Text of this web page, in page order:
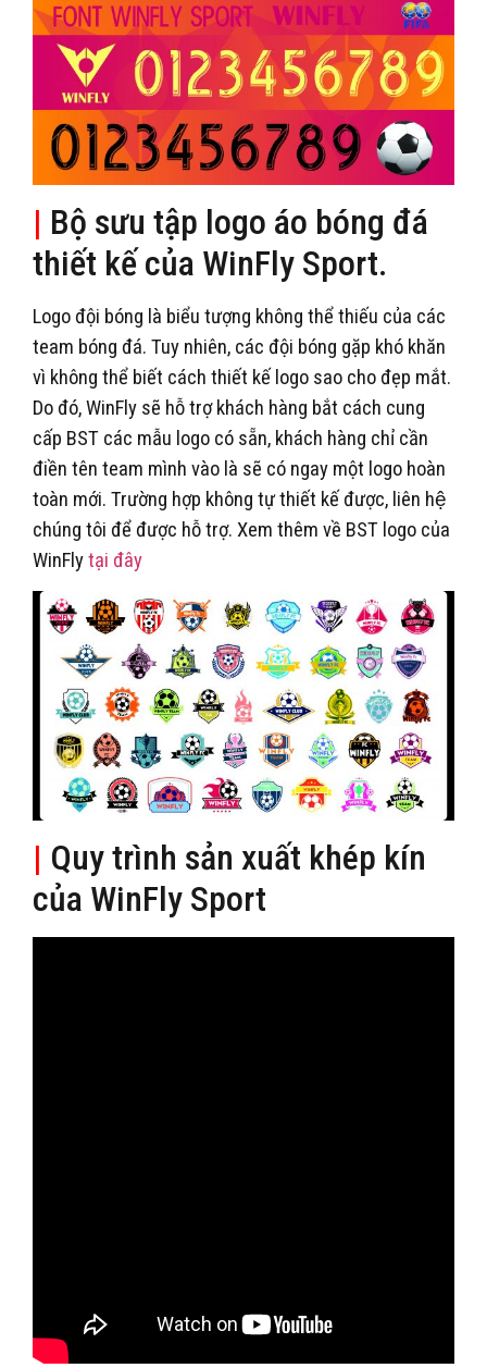
| Bộ sưu tập logo áo bóng đá
thiết kế của WinFly Sport.
Logo đội bóng là biểu tượng không thể thiếu của các
team bóng đá. Tuy nhiên, các đội bóng gặp khó khăn
vì không thể biết cách thiết kế logo sao cho đẹp mắt.
Do đó, WinFly sẽ hỗ trợ khách hàng bắt cách cung
cấp BST các mẫu logo có sẵn, khách hàng chỉ cần
điền tên team mình vào là sẽ có ngay một logo hoàn
toàn mới. Trường hợp không tự thiết kế được, liên hệ
chúng tôi để được hỗ trợ. Xem thêm về BST logo của
WinFlytại đây
| Quy trình sản xuất khép kín
của WinFly Sport